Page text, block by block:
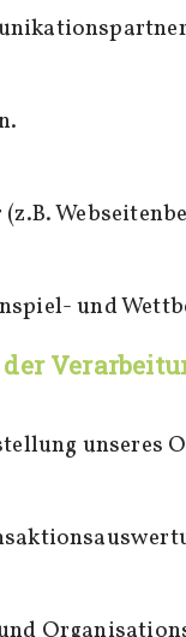
und
unseres